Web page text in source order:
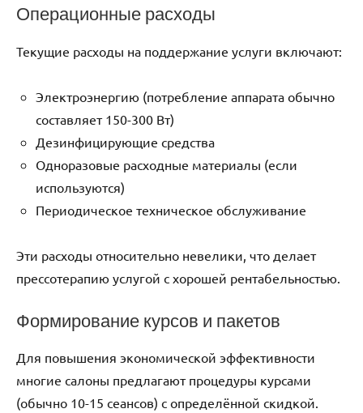
Операционные расходы
Текущие расходы на поддержание услуги включают:
Электроэнергию (потребление аппарата обычно
составляет 150-300 Вт)
Дезинфицирующие средства
Одноразовые расходные материалы (если
используются)
Периодическое техническое обслуживание
Эти расходы относительно невелики, что делает
прессотерапию услугой с хорошей рентабельностью.
Формирование курсов и пакетов
Для повышения экономической эффективности
многие салоны предлагают процедуры курсами
(обычно 10-15 сеансов) с определённой скидкой.